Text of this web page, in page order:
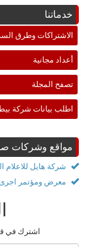
خدماتنا
الاشتراكات وطرق
أعداد مجانية
تصفح المجلة
اطلب بيانات شركة
مواقع وشركات
شركة هايل للاعلام
معرض ومؤتمر
اشترك في